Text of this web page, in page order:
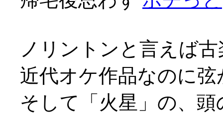
ノリントンと言えば
近代オケ作品なのに
そして「火星」の、